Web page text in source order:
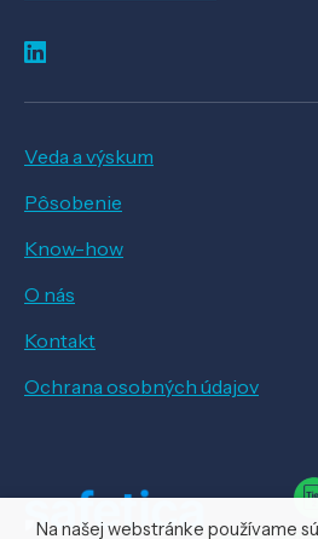
Veda a výskum
Pôsobenie
Know-how
O nás
Kontakt
Ochrana osobných údajov
Na našej webstránke používame